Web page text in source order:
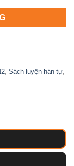
Sách luyện hán tự